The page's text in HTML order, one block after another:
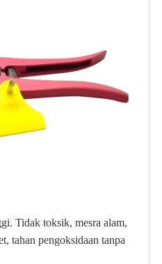
Tidak toksik, mesra alam,
tahan pengoksidaan tanpa